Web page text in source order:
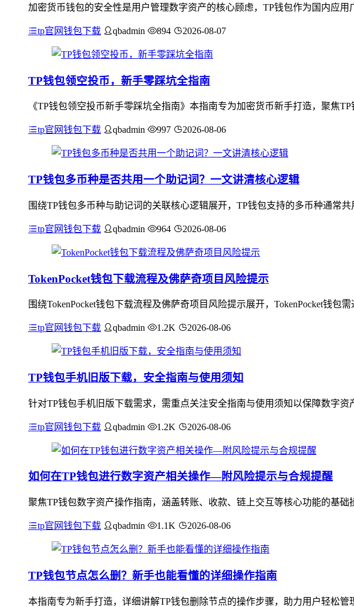
加密货币钱包的安全性是用户管理数字资产的核心顾虑，TP钱包作为国内应
tp官网钱包下载 qbadmin 894 2026-08-07
TP钱包领空投币，新手零踩坑全指南
《TP钱包领空投币新手零踩坑全指南》本指南专为加密货币新手打造，聚焦
tp官网钱包下载 qbadmin 997 2026-08-06
TP钱包多币种是否共用一个助记词？一文讲清核心逻辑
围绕TP钱包多币种与助记词的关联核心逻辑展开，TP钱包支持的多币种通常
tp官网钱包下载 qbadmin 964 2026-08-06
TokenPocket钱包下载流程及佛萨奇项目风险提示
围绕TokenPocket钱包下载流程及佛萨奇项目风险提示展开，TokenPocket钱
tp官网钱包下载 qbadmin 1.2K 2026-08-06
TP钱包手机旧版下载，安全指南与使用须知
针对TP钱包手机旧版下载需求，需重点关注安全指南与使用须知以保障数字
tp官网钱包下载 qbadmin 1.2K 2026-08-06
如何在TP钱包进行数字资产相关操作—附风险提示与合规提醒
聚焦TP钱包数字资产操作指南，涵盖转账、收款、链上交互等核心功能的基
tp官网钱包下载 qbadmin 1.1K 2026-08-06
TP钱包节点怎么删？新手也能看懂的详细操作指南
本指南专为新手打造，详细讲解TP钱包删除节点的操作步骤，助力用户轻松